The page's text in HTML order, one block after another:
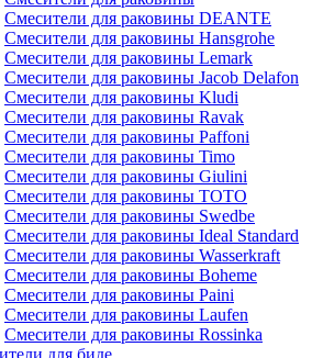
Смесители для раковины DEANTE
Смесители для раковины Hansgrohe
Смесители для раковины Lemark
Смесители для раковины Jacob Delafon
Смесители для раковины Kludi
Смесители для раковины Ravak
Смесители для раковины Paffoni
Смесители для раковины Timo
Смесители для раковины Giulini
Смесители для раковины TOTO
Смесители для раковины Swedbe
Смесители для раковины Ideal Standard
Смесители для раковины Wasserkraft
Смесители для раковины Boheme
Смесители для раковины Paini
Смесители для раковины Laufen
Смесители для раковины Rossinka
для биде